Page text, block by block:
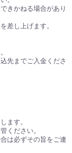
きかねる場合があり
差し上げます。
先までご入金くださ
ます。
ください。
は必ずその旨をご連